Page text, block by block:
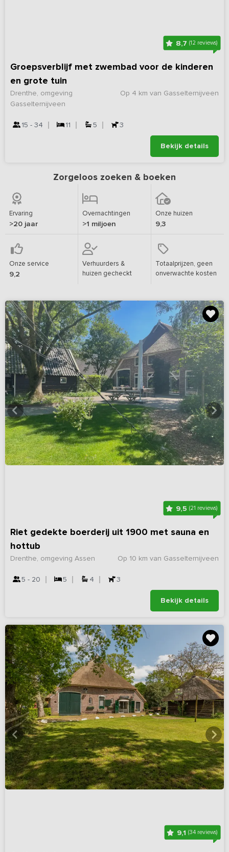
8,7(12 reviews)
Groepsverblijf met zwembad voor de kinderen
en grote tuin
Op 4 km van Gasselternijveen
Drenthe, omgeving
Gasselternijveen
15 - 34 11 5 3
Bekijk details
Zorgeloos zoeken & boeken
Ervaring
>20 jaar
Overnachtingen
>1 miljoen
Onze huizen
9,3
Onze service
9,2
Verhuurders &
huizen gecheckt
Totaalprijzen, geen
onverwachte kosten
9,5(21 reviews)
Riet gedekte boerderij uit 1900 met sauna en
hottub
Op 10 km van Gasselternijveen
Drenthe, omgeving Assen
5 - 20 5 4 3
Bekijk details
9,1(34 reviews)